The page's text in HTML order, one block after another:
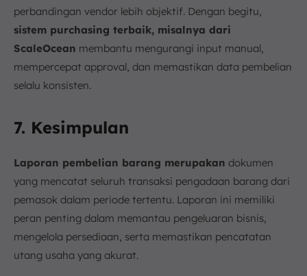
perbandingan vendor lebih objektif. Dengan begitu,
sistem purchasing terbaik, misalnya dari
ScaleOcean membantu mengurangi input manual,
mempercepat approval, dan memastikan data pembelian
selalu konsisten.
7. Kesimpulan
Laporan pembelian barang merupakan dokumen
yang mencatat seluruh transaksi pengadaan barang dari
pemasok dalam periode tertentu. Laporan ini memiliki
peran penting dalam memantau pengeluaran bisnis,
mengelola persediaan, serta memastikan pencatatan
utang usaha yang akurat.